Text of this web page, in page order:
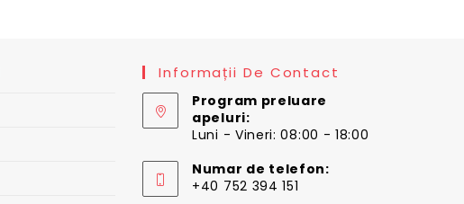
Informații De Contact
Program preluare
apeluri:
Luni - Vineri: 08:00 - 18:00
Numar de telefon:
+40 752 394 151